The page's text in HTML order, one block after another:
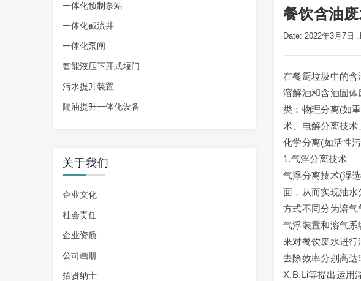
一体化预制泵站
一体化截流井
一体化泵闸
智能液压下开式堰门
污水提升装置
隔油提升一体化设备
关于我们
企业文化
社会责任
企业资质
公司画册
招贤纳士
餐饮含油
Date: 2022年3月7日
在餐厨垃圾中的含
溶解油和含油固
类：物理分离(如
术、电解分离技
化学分离(如活性
1.气浮分离技术
气浮分离技术(浮
面，从而实现油
方式不同分为溶气
气浮装置和溶气
来对餐饮废水进
去除效率分别高达
X.B.Li等提出运用